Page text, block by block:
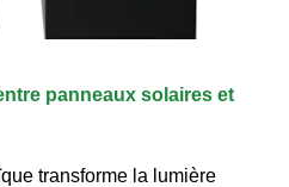
panneaux solaires et
transforme la lumière